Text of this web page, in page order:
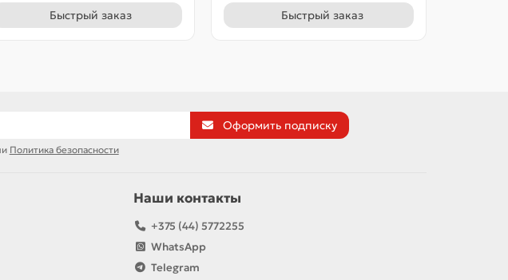
Быстрый заказ Быстрый заказ
Оформить подписку
Политика безопасности
Наши контакты
+375 (44) 5772255
WhatsApp
Telegram